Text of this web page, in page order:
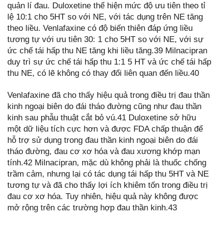
quản lí đau. Duloxetine thể hiện mức độ ưu tiên theo tỉ
lệ 10:1 cho 5HT so với NE, với tác dụng trên NE tăng
theo liều. Venlafaxine có độ biến thiên đáp ứng liều
tương tự với ưu tiên 30: 1 cho 5HT so với NE, với sự
ức chế tái hấp thu NE tăng khi liều tăng.39 Milnacipran
duy trì sự ức chế tái hấp thu 1:1 5 HT và ức chế tái hấp
thu NE, có lẽ không có thay đổi liên quan đến liều.40
Venlafaxine đã cho thấy hiệu quả trong điều trị đau thần
kinh ngoại biên do đái tháo đường cũng như đau thần
kinh sau phẫu thuật cắt bỏ vú.41 Duloxetine sở hữu
một dữ liệu tích cực hơn và được FDA chấp thuận để
hỗ trợ sử dụng trong đau thần kinh ngoại biên do đái
tháo đường, đau cơ xơ hóa và đau xương khớp mạn
tính.42 Milnacipran, mặc dù không phải là thuốc chống
trầm cảm, nhưng lại có tác dụng tái hấp thu 5HT và NE
tương tự và đã cho thấy lợi ích khiêm tốn trong điều trị
đau cơ xơ hóa. Tuy nhiên, hiệu quả này không được
mở rộng trên các trường hợp đau thần kinh.43